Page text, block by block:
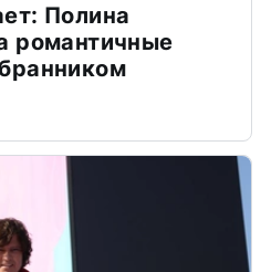
Полина
романтичные